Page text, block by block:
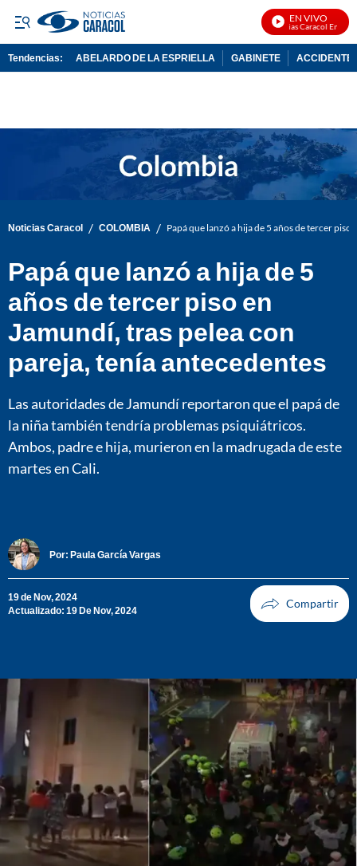
EN VIVO
Noticias Caracol En Vivo
Tendencias: ABELARDO DE LA ESPRIELLA GABINETE ACCIDENTE
Noticias Caracol / COLOMBIA / Papá que lanzó a hija de 5 años de tercer
Papá que lanzó a hija de 5
años de tercer piso en
Jamundí, tras pelea con
pareja, tenía antecedentes
Las autoridades de Jamundí reportaron que el papá de
la niña también tendría problemas psiquiátricos.
Ambos, padre e hija, murieron en la madrugada de este
martes en Cali.
Por: Paula García Vargas
19 de Nov, 2024
Actualizado: 19 De Nov, 2024